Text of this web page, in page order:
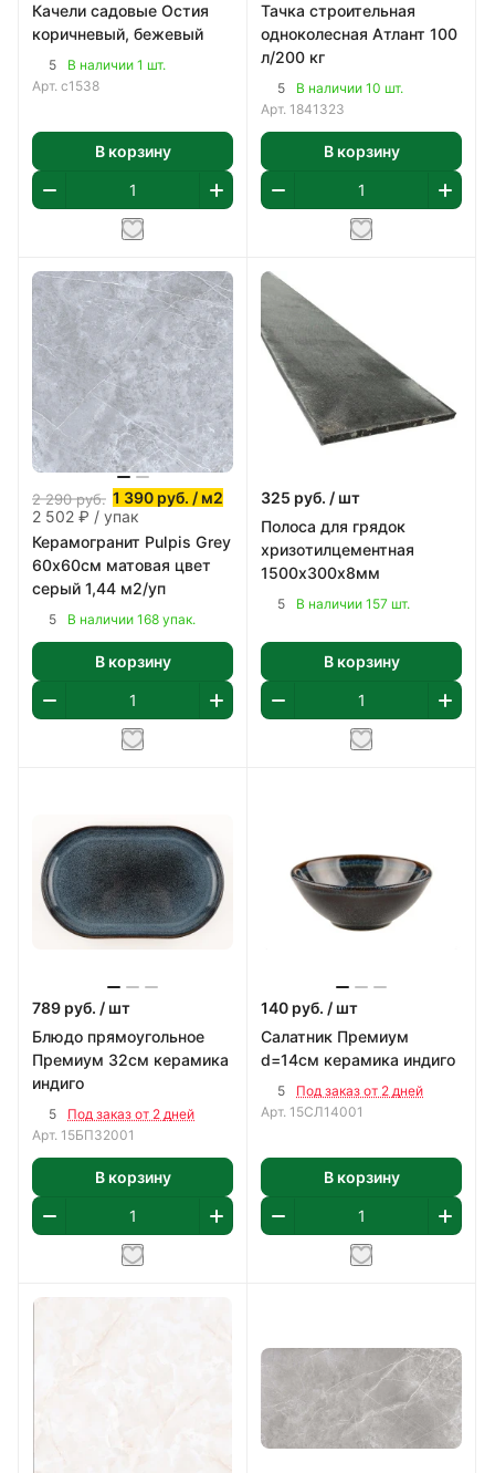
Качели садовые Остия
коричневый, бежевый
5
В наличии 1 шт.
Арт. с1538
В корзину
Тачка строительная
одноколесная Атлант 100
л/200 кг
5
В наличии 10 шт.
Арт. 1841323
В корзину
2 290руб. 1 390 руб. / м2
2 502 ₽ / упак
Керамогранит Pulpis Grey
60х60см матовая цвет
серый 1,44 м2/уп
5 В наличии 168 упак.
В корзину
325 руб. / шт
Полоса для грядок
хризотилцементная
1500х300х8мм
5 В наличии 157 шт.
В корзину
789 руб. / шт
Блюдо прямоугольное
Премиум 32см керамика
индиго
5
Под заказ от 2 дней
Арт. 15БП32001
В корзину
140 руб. / шт
Салатник Премиум
d=14см керамика индиго
5
Под заказ от 2 дней
Арт. 15СЛ14001
В корзину